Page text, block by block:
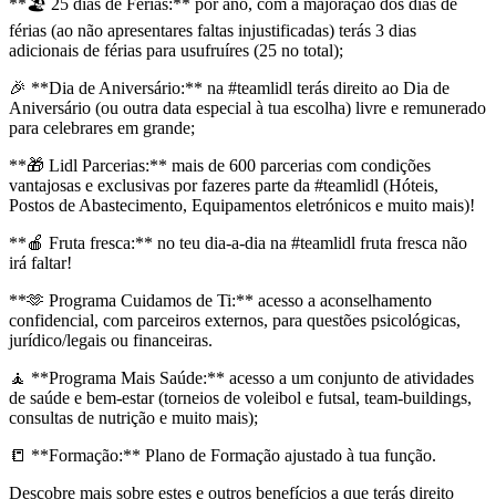
**🏖️ 25 dias de Férias:** por ano, com a majoração dos dias de
férias (ao não apresentares faltas injustificadas) terás 3 dias
adicionais de férias para usufruíres (25 no total);
🎉 **Dia de Aniversário:** na #teamlidl terás direito ao Dia de
Aniversário (ou outra data especial à tua escolha) livre e remunerado
para celebrares em grande;
**🎁 Lidl Parcerias:** mais de 600 parcerias com condições
vantajosas e exclusivas por fazeres parte da #teamlidl (Hóteis,
Postos de Abastecimento, Equipamentos eletrónicos e muito mais)!
**🍎 Fruta fresca:** no teu dia-a-dia na #teamlidl fruta fresca não
irá faltar!
**🫶 Programa Cuidamos de Ti:** acesso a aconselhamento
confidencial, com parceiros externos, para questões psicológicas,
jurídico/legais ou financeiras.
🧘 **Programa Mais Saúde:** acesso a um conjunto de atividades
de saúde e bem-estar (torneios de voleibol e futsal, team-buildings,
consultas de nutrição e muito mais);
📒 **Formação:** Plano de Formação ajustado à tua função.
Descobre mais sobre estes e outros benefícios a que terás direito